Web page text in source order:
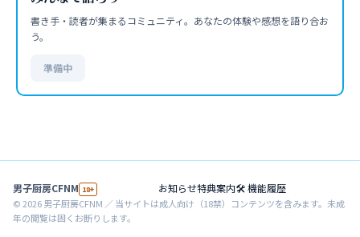
書き手・読者が集まるコミュニティ。あなたの体験や感想を語り合お
う。
準備中
男子厨房CFNM 18+ お知らせ特典案内🛠 機能履歴
©2026男子厨房CFNM ／ 当サイトは成人向け（18禁）コンテンツを含みます。未成
年の閲覧は固くお断りします。